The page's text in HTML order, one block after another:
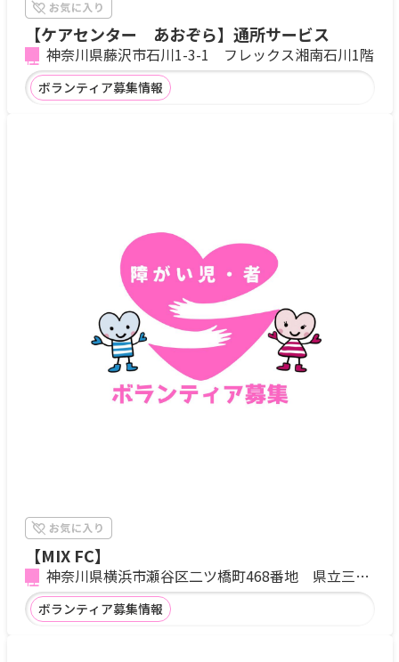
【ケアセンター あおぞら】通所サービス
神奈川県藤沢市石川1-3-1 フレックス湘南石川1階
ボランティア募集情報
【MIX FC】
神奈川県横浜市瀬谷区二ツ橋町468番地 県立三ツ
境支援学校グラウンド
ボランティア募集情報